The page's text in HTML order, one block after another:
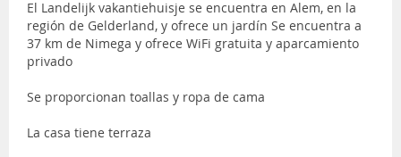
El Landelijk vakantiehuisje se encuentra en Alem, en la
región de Gelderland, y ofrece un jardín Se encuentra a
37 km de Nimega y ofrece WiFi gratuita y aparcamiento
privado
Se proporcionan toallas y ropa de cama
La casa tiene terraza